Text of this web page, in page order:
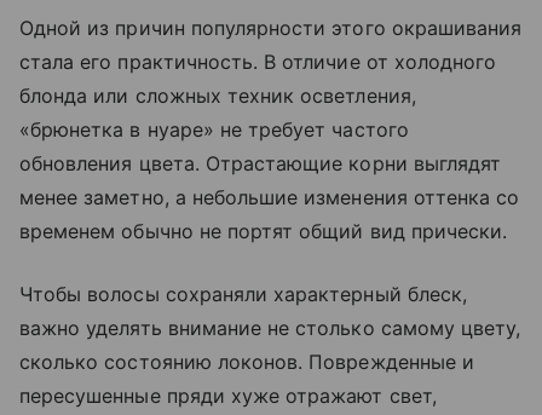
Одной из причин популярности этого окрашивания
стала его практичность. В отличие от холодного
блонда или сложных техник осветления,
«брюнетка в нуаре» не требует частого
обновления цвета. Отрастающие корни выглядят
менее заметно, а небольшие изменения оттенка со
временем обычно не портят общий вид прически.
Чтобы волосы сохраняли характерный блеск,
важно уделять внимание не столько самому цвету,
сколько состоянию локонов. Поврежденные и
пересушенные пряди хуже отражают свет,